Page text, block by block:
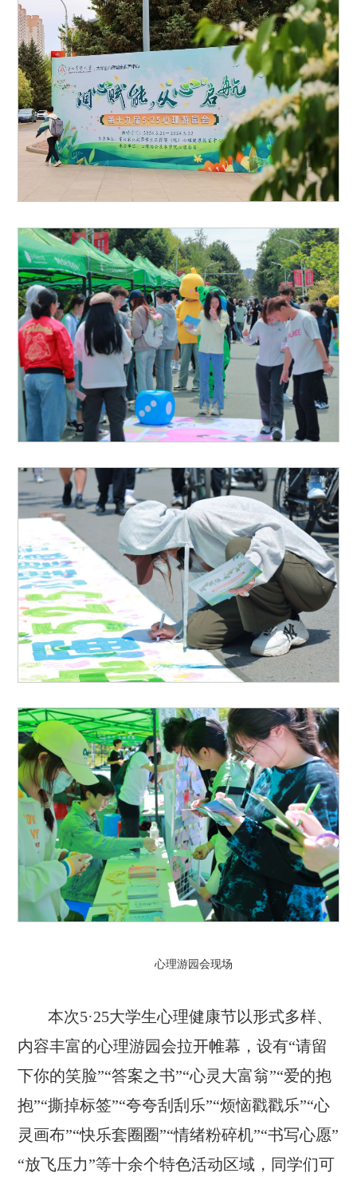
心理游园会现场
本次5·25大学生心理健康节以形式多样、
内容丰富的心理游园会拉开帷幕，设有“请留
下你的笑脸”“答案之书”“心灵大富翁”“爱的抱
抱”“撕掉标签”“夸夸刮刮乐”“烦恼戳戳乐”“心
灵画布”“快乐套圈圈”“情绪粉碎机”“书写心愿”
“放飞压力”等十余个特色活动区域，同学们可